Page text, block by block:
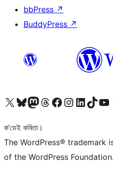
bbPress ↗
BuddyPress ↗
আমাৰ X (আগৰ Twitter) একাউণ্টলৈ যাওকআমাৰ Bluesky একাউণ্টলৈ যাওকআমাৰ Mastodon একাউণ্টলৈ যাওকআমাৰ Threads একাউণ্টলৈ যাওকআমাৰ Facebook পৃষ্ঠালৈ যাওকআমাৰ Instagram একাউণ্টলৈ যাওকআমাৰ LinkedIn একাউণ্টলৈ যাওকআমাৰ TikTok একাউণ্টলৈ যাওক
আমাৰ YouTube
ক’ডেই কবিতা।
The WordPress® trademark
of the WordPress Foundation.